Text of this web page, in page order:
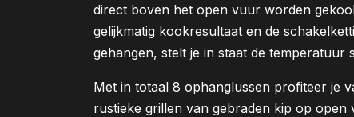
direct boven het open vuur worden
gelijkmatig kookresultaat en de
gehangen, stelt je in staat de temperatuur
Met in totaal 8 ophanglussen profiteer je
rustieke grillen van gebraden kip op